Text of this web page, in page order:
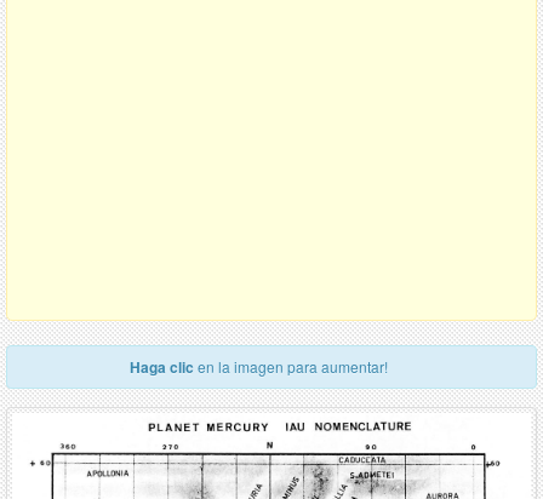
Haga clic en la imagen para aumentar!